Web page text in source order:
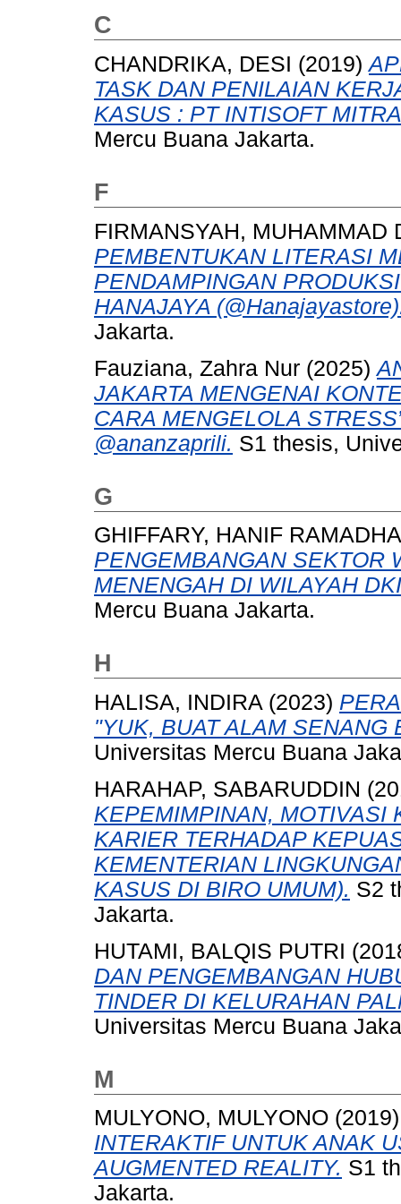
C
CHANDRIKA, DESI (2019)
TASK DAN PENILAIAN
KASUS : PT INTISOFT
Mercu Buana Jakarta.
F
FIRMANSYAH, MUHAMMAD
PEMBENTUKAN LITERASI
PENDAMPINGAN
HANAJAYA
Jakarta.
Fauziana, Zahra Nur (2025)
JAKARTA MENGENAI
CARA MENGELOLA
@ananzaprili. S1 thesis,
G
GHIFFARY, HANIF
PENGEMBANGAN SEKTOR
MENENGAH DI WILAYAH
Mercu Buana Jakarta.
H
HALISA, INDIRA (2023)
"YUK, BUAT ALAM SENANG
Universitas Mercu Buana
HARAHAP, SABARUDDIN
KEPEMIMPINAN, MOTIVASI
KARIER TERHADAP
KEMENTERIAN
KASUS DI BIRO UMUM). S2
Jakarta.
HUTAMI, BALQIS PUTRI
DAN PENGEMBANGAN
TINDER DI KELURAHAN
Universitas Mercu Buana
M
MULYONO, MULYONO
INTERAKTIF UNTUK ANAK
AUGMENTED REALITY. S1
Jakarta.